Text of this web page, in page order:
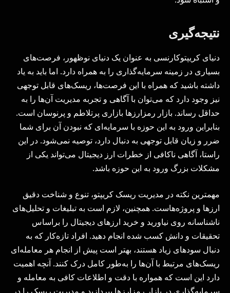
نتیجه‌گیری
دنیای کریپتوکارنسی به عنوان یک دنیای نوظهور، فرصت‌های
بسیاری در زمینه سرمایه‌گذاری را به همراه دارد. اما باید به یاد
داشته باشید که همراه با این فرصت‌ها، ریسک‌های قابل توجهی
نیز وجود دارد که می‌توان با آگاهی و تجربه مدیریت آن‌ها را به
حداقل رساند. بازار رمزارزها بازاری پرتلاطم و پرنوسان است.
بنابراین ورود به این حوزه با سرمایه‌ای که نبودن آن برای شما
ضرر و زیان قابل توجهی به دنبال دارد، توصیه نمی‌شود. در این
راستا، آگاهی ناکافی از خطرات ارز دیجیتال می‌تواند یکی از
مشکلات بزرگ ورود به این حوزه باشد.
مهمترین نکته در مدیریت ریسک کریپتو، تنوع و شناخت دقیق
ارزها و پروژه‌هاست. همچنین، لازم است به تبلیغات و تحلیل‌های
ناشناسانه روی نیاورید و خرید ارزهای دیجیتال را براساس
تحقیقات و دانش کسب شده انجام دهید. افراد تازه‌کار که به
دنبال سودهای زیاد هستند، بهتر است پیش از انجام هر معامله‌ای
ریسک‌های مرتبط با آن‌ها را به‌طور کامل درک کنند. آنچه اهمیت
دارد این است که همواره با دقت و اطلاعات کافی به معامله و